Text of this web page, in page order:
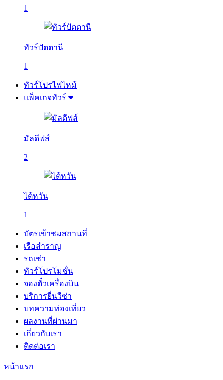
1
ทัวร์ปัตตานี
1
ทัวร์โปรไฟไหม้
แพ็คเกจทัวร์
มัลดีฟส์
2
ไต้หวัน
1
บัตรเข้าชมสถานที่
เรือสำราญ
รถเช่า
ทัวร์โปรโมชั่น
จองตั๋วเครื่องบิน
บริการยื่นวีซ่า
บทความท่องเที่ยว
ผลงานที่ผ่านมา
เกี่ยวกับเรา
ติดต่อเรา
หน้าแรก